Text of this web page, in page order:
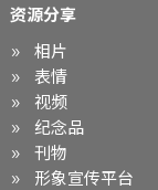
资源分享
相片
表情
视频
纪念品
刊物
形象宣传平台